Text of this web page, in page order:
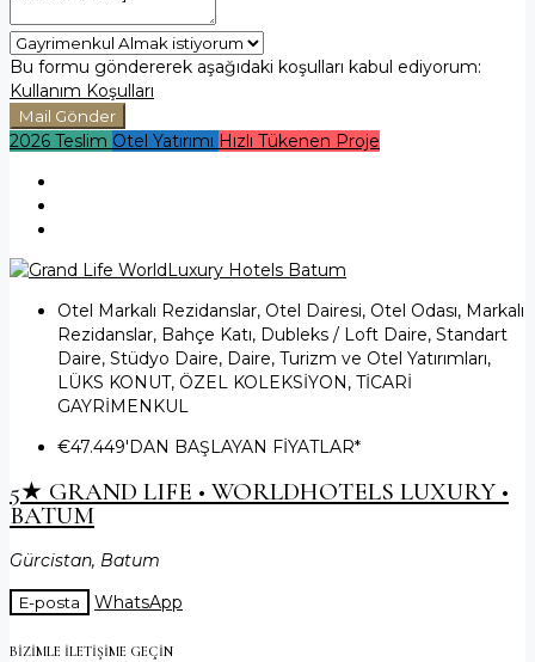
Bu formu göndererek aşağıdaki koşulları kabul ediyorum:
Kullanım Koşulları
Mail Gönder
2026 Teslim Otel Yatırımı Hızlı Tükenen Proje
Otel Markalı Rezidanslar, Otel Dairesi, Otel Odası, Markalı
Rezidanslar, Bahçe Katı, Dubleks / Loft Daire, Standart
Daire, Stüdyo Daire, Daire, Turizm ve Otel Yatırımları,
LÜKS KONUT, ÖZEL KOLEKSİYON, TİCARİ
GAYRİMENKUL
€47.449'DAN BAŞLAYAN FİYATLAR*
5★ GRAND LIFE • WORLDHOTELS LUXURY •
BATUM
Gürcistan, Batum
E-posta WhatsApp
BIZIMLE ILETIŞIME GEÇIN